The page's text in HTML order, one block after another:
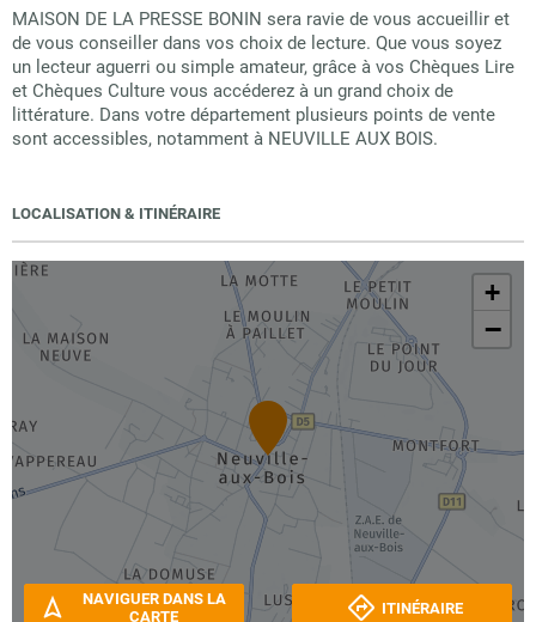
MAISON DE LA PRESSE BONIN sera ravie de vous accueillir et
de vous conseiller dans vos choix de lecture. Que vous soyez
un lecteur aguerri ou simple amateur, grâce à vos Chèques Lire
et Chèques Culture vous accéderez à un grand choix de
littérature. Dans votre département plusieurs points de vente
sont accessibles, notamment à NEUVILLE AUX BOIS.
LOCALISATION & ITINÉRAIRE
+
−
NAVIGUER DANS LA
CARTE
ITINÉRAIRE